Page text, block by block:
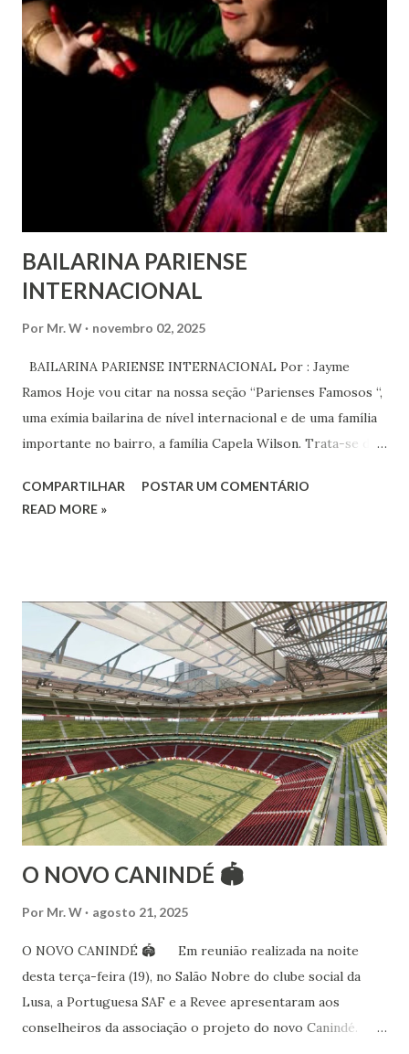
Estes direitos humanos – os direitos à liberdade de opinião
e de expressão, de reunião pacífica e de associação, e de
participar no governo (artigos 19, 20 e 21 da Declaração
Universal dos Direitos Humanos ) – têm estado no centro
das mudanças históricas no mundo árabe nos últimos dois
anos, em que milhões foram às ruas para exigir mudanças.
Em outras partes do mundo, os “99%” fizeram suas vozes
serem ouvidas através ...
BAILARINA PARIENSE
INTERNACIONAL
Por Mr. W novembro 02, 2025
BAILARINA PARIENSE INTERNACIONAL Por : Jayme
Ramos Hoje vou citar na nossa seção “Parienses Famosos “,
uma exímia bailarina de nível internacional e de uma família
importante no bairro, a família Capela Wilson. Trata-se da
Vamos às informações de seu site : Bailarina e professora
Esteve na Índia aprofundando seus estudos neste estilo
além de partir para pesquisa e vivência das danças
folclóricas do Rajastão (Kalbelia, Banjara, Ghoomar, Chair).
Bailarina profissional e professora de dança. Dedica-se há
15 anos ao estudo e pesquisa de danças étnicas, em especial
às danças ciganas, árabes e indianas. Iniciou seus estudos de
dança aos 4 anos de idade (em 1982) no balé clássico,
passando por diversas atividades co...
COMPARTILHAR
POSTAR UM COMENTÁRIO
READ MORE »
O NOVO CANINDÉ 🏟
Por Mr. W agosto 21, 2025
O NOVO CANINDÉ 🏟 Em reunião realizada na noite
desta terça-feira (19), no Salão Nobre do clube social da
Lusa, a Portuguesa SAF e a Revee apresentaram aos
conselheiros da associação o projeto do novo Canindé.